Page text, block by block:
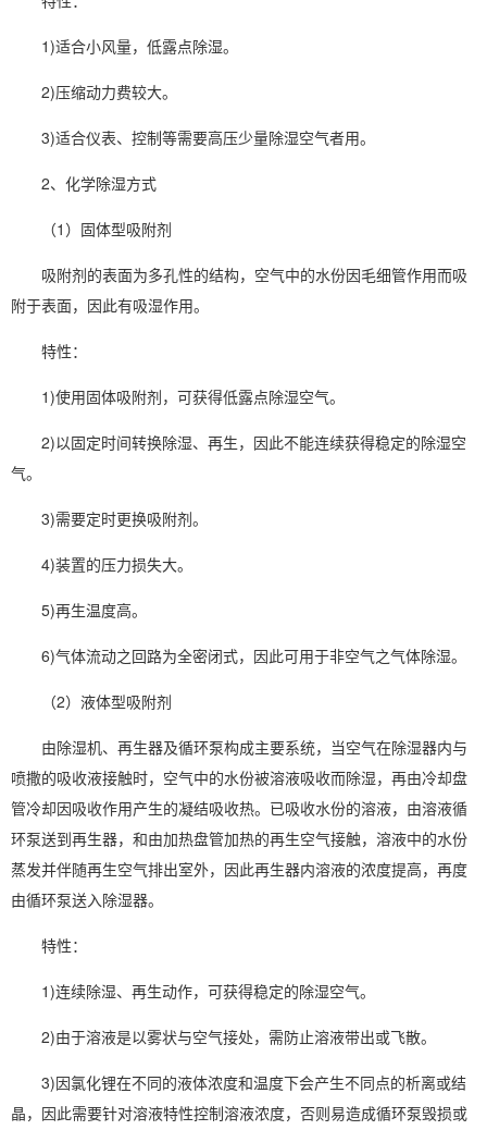
1)适合小风量，低露点除湿。
2)压缩动力费较大。
3)适合仪表、控制等需要高压少量除湿空气者用。
2、化学除湿方式
（1）固体型吸附剂
吸附剂的表面为多孔性的结构，空气中的水份因毛细管作用而吸
附于表面，因此有吸湿作用。
特性：
1)使用固体吸附剂，可获得低露点除湿空气。
2)以固定时间转换除湿、再生，因此不能连续获得稳定的除湿空
气。
3)需要定时更换吸附剂。
4)装置的压力损失大。
5)再生温度高。
6)气体流动之回路为全密闭式，因此可用于非空气之气体除湿。
（2）液体型吸附剂
由除湿机、再生器及循环泵构成主要系统，当空气在除湿器内与
喷撒的吸收液接触时，空气中的水份被溶液吸收而除湿，再由冷却盘
管冷却因吸收作用产生的凝结吸收热。已吸收水份的溶液，由溶液循
环泵送到再生器，和由加热盘管加热的再生空气接触，溶液中的水份
蒸发并伴随再生空气排出室外，因此再生器内溶液的浓度提高，再度
由循环泵送入除湿器。
特性：
1)连续除湿、再生动作，可获得稳定的除湿空气。
2)由于溶液是以雾状与空气接处，需防止溶液带出或飞散。
3)因氯化锂在不同的液体浓度和温度下会产生不同点的析离或结
晶，因此需要针对溶液特性控制溶液浓度，否则易造成循环泵毁损或